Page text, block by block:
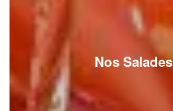
Nos Salades